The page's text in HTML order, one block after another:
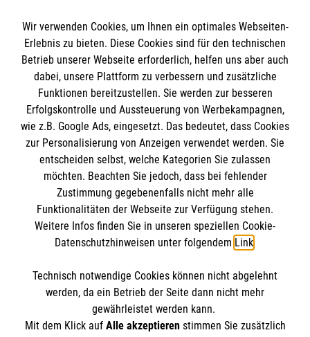
Informationen
Impressum
Datenschutz
Kontakt
Barrierefreiheit
Die Malteser
Malteser in Deutschland
Malteserorden
Sharepoint
Spendenkonto
Bank: PAX Bank für Kirche und Caritas eG
IBAN: DE35 3706 0120 1201 2135 30
BIC: GENODED1PA7
So finden Sie uns
Wir verwenden Cookies, um Ihnen ein optimales Webseiten-
Erlebnis zu bieten. Diese Cookies sind für den technischen
Betrieb unserer Webseite erforderlich, helfen uns aber auch
dabei, unsere Plattform zu verbessern und zusätzliche
Funktionen bereitzustellen. Sie werden zur besseren
Erfolgskontrolle und Aussteuerung von Werbekampagnen,
wie z.B. Google Ads, eingesetzt. Das bedeutet, dass Cookies
zur Personalisierung von Anzeigen verwendet werden. Sie
entscheiden selbst, welche Kategorien Sie zulassen
möchten. Beachten Sie jedoch, dass bei fehlender
Zustimmung gegebenenfalls nicht mehr alle
Funktionalitäten der Webseite zur Verfügung stehen.
Weitere Infos finden Sie in unseren speziellen Cookie-
Datenschutzhinweisen unter folgendem Link.
Technisch notwendige Cookies können nicht abgelehnt
werden, da ein Betrieb der Seite dann nicht mehr
gewährleistet werden kann.
Mit dem Klick auf Alle akzeptierenstimmen Sie zusätzlich